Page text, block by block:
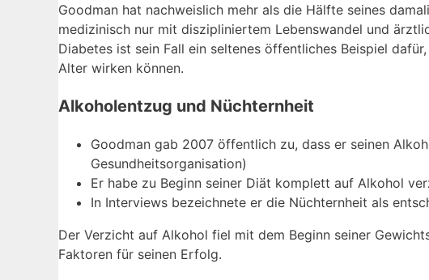
Goodman hat nachweislich mehr als die Hälfte seines
medizinisch nur mit diszipliniertem Lebenswandel und
Diabetes ist sein Fall ein seltenes öffentliches Beispiel
Alter wirken können.
Alkoholentzug und Nüchternheit
Goodman gab 2007 öffentlich zu, dass er seinen
Gesundheitsorganisation)
Er habe zu Beginn seiner Diät komplett auf Alkohol
In Interviews bezeichnete er die Nüchternheit als
Der Verzicht auf Alkohol fiel mit dem Beginn seiner
Faktoren für seinen Erfolg.